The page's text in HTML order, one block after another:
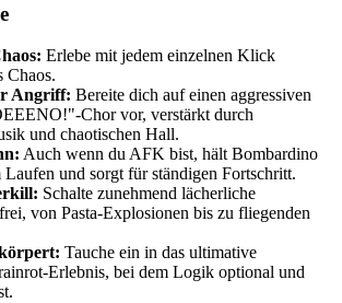
Erlebe mit jedem einzelnen Klick
Chaos.
Angriff: Bereite dich auf einen aggressiven
Chor vor, verstärkt durch
und chaotischen Hall.
Auch wenn du AFK bist, hält Bombardino
Laufen und sorgt für ständigen Fortschritt.
Schalte zunehmend lächerliche
von Pasta-Explosionen bis zu fliegenden
Tauche ein in das ultimative
Erlebnis, bei dem Logik optional und